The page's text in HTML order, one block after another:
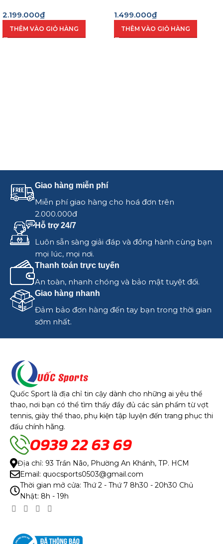
2.199.000₫
THÊM VÀO GIỎ HÀNG
1.499.000₫
THÊM VÀO GIỎ HÀNG
Giao hàng miễn phí
Miễn phí giao hàng cho hoá đơn trên
2.000.000đ
Hỗ trợ 24/7
Luôn sẵn sàng giải đáp và đồng hành cùng bạn
mọi lúc, mọi nơi.
Thanh toán trực tuyến
An toàn, nhanh chóng và bảo mật tuyệt đối.
Giao hàng nhanh
Đảm bảo đơn hàng đến tay bạn trong thời gian
sớm nhất.
Quốc Sport là địa chỉ tin cậy dành cho những ai yêu thể
thao, nơi bạn có thể tìm thấy đầy đủ các sản phẩm từ vợt
tennis, giày thể thao, phụ kiện tập luyện đến trang phục thi
đấu chính hãng.
0939 22 63 69
Địa chỉ: 93 Trần Não, Phường An Khánh, TP. HCM
Email: quocsports0503@gmail.com
Thời gian mở cửa: Thứ 2 - Thứ 7 8h30 - 20h30 Chủ
Nhật: 8h - 19h